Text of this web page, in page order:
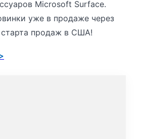
Microsoft Surface.
уже в продаже через
старта продаж в США!